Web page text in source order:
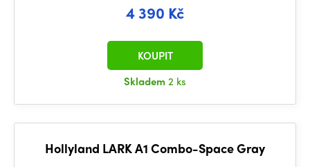
4 390 Kč
Skladem2 ks
KOUPIT
Hollyland LARK A1 Combo-Space Gray